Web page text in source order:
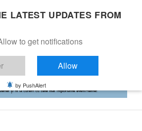
LATEST UPDATES FROM
to get notifications
Allow
by PushAlert